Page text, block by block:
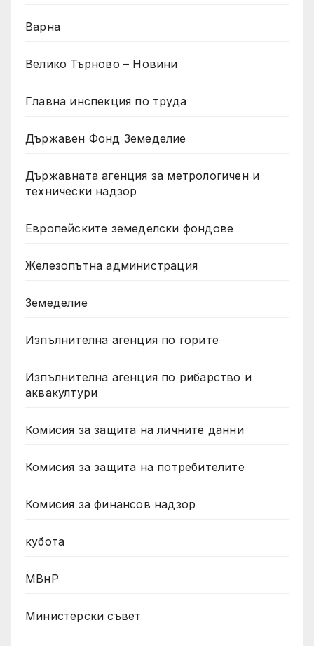
Варна
Велико Търново – Новини
Главна инспекция по труда
Държавен Фонд Земеделие
Държавната агенция за метрологичен и
технически надзор
Европейските земеделски фондове
Железопътна администрация
Земеделие
Изпълнителна агенция по горите
Изпълнителна агенция по рибарство и
аквакултури
Комисия за защита на личните данни
Комисия за защита на потребителите
Комисия за финансов надзор
кубота
МВнР
Министерски съвет